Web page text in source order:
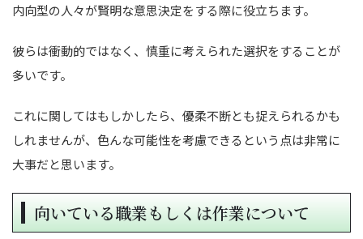
内向型の人々が賢明な意思決定をする際に役立ちます。
彼らは衝動的ではなく、慎重に考えられた選択をすることが
多いです。
これに関してはもしかしたら、優柔不断とも捉えられるかも
しれませんが、色んな可能性を考慮できるという点は非常に
大事だと思います。
向いている職業もしくは作業について